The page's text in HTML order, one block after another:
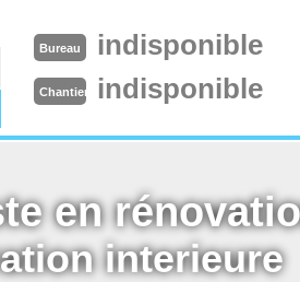
Bureau indisponible
Chantier indisponible
en
interieure